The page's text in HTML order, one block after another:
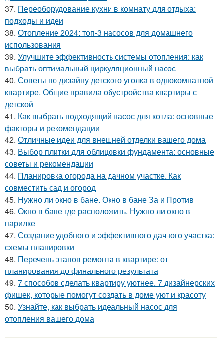
37. Переоборудование кухни в комнату для отдыха:
подходы и идеи
38. Отопление 2024: топ-3 насосов для домашнего
использования
39. Улучшите эффективность системы отопления: как
выбрать оптимальный циркуляционный насос
40. Советы по дизайну детского уголка в однокомнатной
квартире. Общие правила обустройства квартиры с
детской
41. Как выбрать подходящий насос для котла: основные
факторы и рекомендации
42. Отличные идеи для внешней отделки вашего дома
43. Выбор плитки для облицовки фундамента: основные
советы и рекомендации
44. Планировка огорода на дачном участке. Как
совместить сад и огород
45. Нужно ли окно в бане. Окно в бане За и Против
46. Окно в бане где расположить. Нужно ли окно в
парилке
47. Создание удобного и эффективного дачного участка:
схемы планировки
48. Перечень этапов ремонта в квартире: от
планирования до финального результата
49. 7 способов сделать квартиру уютнее. 7 дизайнерских
фишек, которые помогут создать в доме уют и красоту
50. Узнайте, как выбрать идеальный насос для
отопления вашего дома